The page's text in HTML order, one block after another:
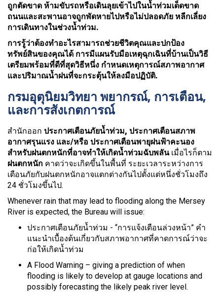
ถูกตัดขาด ห้ามขับรถหรือเดินลุยเข้าไปในน้ำท่วมเด็ดขาด
ถนนและสะพานอาจถูกพัดหายไปหรือไม่ปลอดภัย หลีกเลี่ยง
การเดินทางในช่วงน้ำท่วม.
การรู้ว่าต้องทำอะไรสามารถช่วยชีวิตคุณและปกป้อง
ทรัพย์สินของคุณได้ การมีแผนรับมือเหตุฉุกเฉินที่บ้านเป็นวิธี
เตรียมพร้อมที่ดีที่สุดวิธีหนึ่ง กำหนดเหตุการณ์สภาพอากาศ
และปริมาณน้ำฝนที่จะกระตุ้นให้ลงมือปฏิบัติ.
กรมอุตุนิยมวิทยา พยากรณ์, การเตือน,
และการสังเกตการณ์
สำนักออก ประกาศเตือนภัยน้ำท่วม, ประกาศเตือนสภาพ
อากาศรุนแรง และ/หรือ ประกาศเตือนพายุฝนฟ้าคะนอง
สำหรับฝนตกหนักที่อาจทำให้เกิดน้ำท่วมฉับพลัน เมื่อไรก็ตาม
ฝนตกหนัก คาดว่าจะเกิดขึ้นในพื้นที่ ระยะเวลาระหว่างการ
เตือนภัยกับฝนตกหนักอาจแตกต่างกันไปตั้งแต่หนึ่งชั่วโมงถึง
24 ชั่วโมงขึ้นไป.
Whenever rain that may lead to flooding along the Mersey
River is expected, the Bureau will issue:
ประกาศเตือนภัยน้ำท่วม - “การแจ้งเตือนล่วงหน้า” คำ
แนะนำเบื้องต้นเกี่ยวกับสภาพอากาศที่คาดการณ์ว่าจะ
ก่อให้เกิดน้ำท่วม
A Flood Warning – giving a prediction of when
flooding is likely to develop at gauge locations and
possibly forecasting the likely peak river level.